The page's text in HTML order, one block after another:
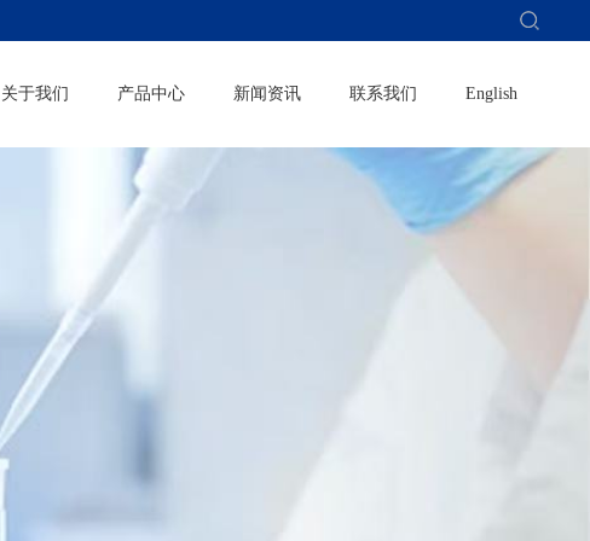
关于我们 产品中心 新闻资讯 联系我们 English